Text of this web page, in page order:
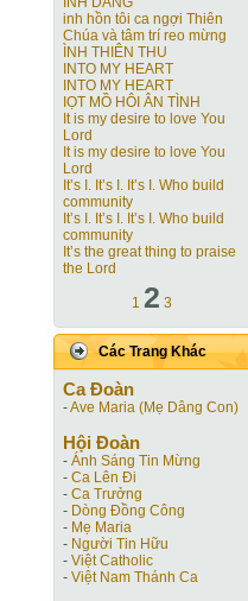
inh hồn tôi ca ngợi Thiên
Chúa và tâm trí reo mừng
ÌNH THIÊN THU
INTO MY HEART
INTO MY HEART
IỌT MỒ HÔI ÂN TÌNH
It is my desire to love You
Lord
It is my desire to love You
Lord
It’s I. It’s I. It’s I. Who build
community
It’s I. It’s I. It’s I. Who build
community
It’s the great thing to praise
the Lord
1 2 3
Các Trang Khác
Ca Ðoàn
-Ave Maria (Mẹ Dâng Con)
Hội Ðoàn
- Ánh Sáng Tin Mừng
- Ca Lên Đi
- Ca Trưởng
- Dòng Đồng Công
- Mẹ Maria
- Người Tin Hữu
- Việt Catholic
- Việt Nam Thánh Ca